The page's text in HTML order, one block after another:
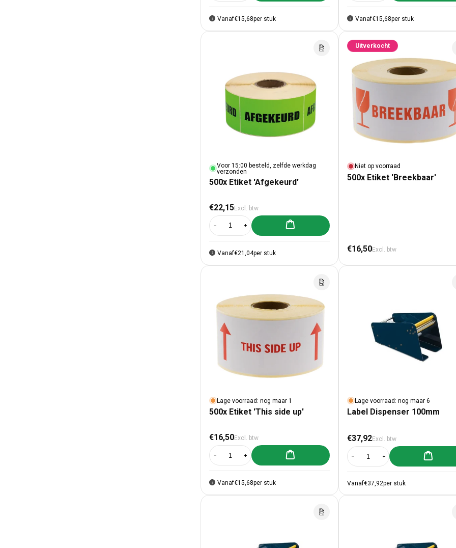
Vanaf€15,68per stuk Vanaf€15,68per stuk
Voor 15:00 besteld, zelfde werkdag
verzonden
500x Etiket 'Afgekeurd'
Normale prijs
€22,15Excl. btw
Aantal verlagen voor 500x Etiket &#39;Afgekeurd&#39;
Aantal verhogen voor 500x Etiket &#39;Afgekeurd&#39;
Aan winkelwagen toevoegen
Vanaf€21,04per stuk
Uitverkocht
Niet op voorraad
500x Etiket 'Breekbaar'
Normale prijs
€16,50Excl. btw
Lage voorraad: nog maar 1
500x Etiket 'This side up'
Normale prijs
€16,50Excl. btw
Aantal verlagen voor 500x Etiket &#39;This side up&#39;
Aantal verhogen voor 500x Etiket &#39;This side up&#39;
Aan winkelwagen toevoegen
Vanaf€15,68per stuk
Lage voorraad: nog maar 6
Label Dispenser 100mm
Normale prijs
€37,92Excl. btw
Aantal verlagen voor Label
Aantal verhogen voor
Aan
Vanaf€37,92per stuk